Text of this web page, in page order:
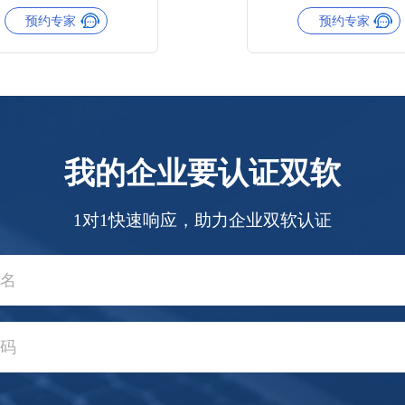
预约专家 预约专家
我的企业要认证双软
1对1快速响应，助力企业双软认证